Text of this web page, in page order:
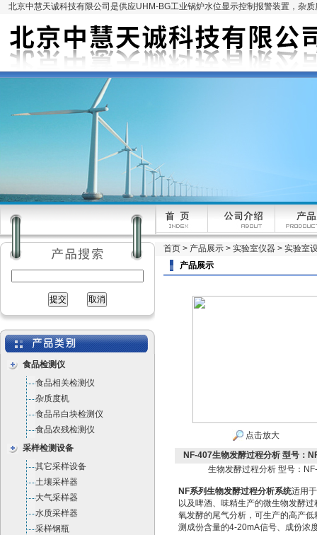
北京中慧天诚科技有限公司是供应UHM-BG工业锅炉水位显示控制报警装置，杂
食品检测仪
食品相关检测仪
杂质度机
食品吊白块检测仪
食品农残检测仪
采样检测设备
其它采样设备
土壤采样器
大气采样器
水质采样器
采样钢瓶
首页 > 产品展示 > 实验室仪器 > 实验室
产品展示
点击放大
NF-407生物发酵过程分析 型号：
生物发酵过程分析 型号：
NF系列生物发酵过程分析系统适用
以及啤酒、味精生产的微生物发酵过
氧发酵的尾气分析，可生产的高产低
测成份含量的4-20mA信号、成份浓